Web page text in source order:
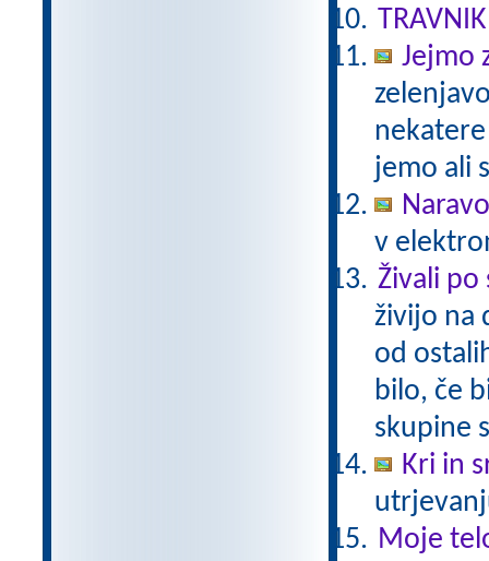
TRAVNIK
Jejmo
jemo ali
v
Živali po
živijo na
od
bilo, če
skupine
Kri in
Moje